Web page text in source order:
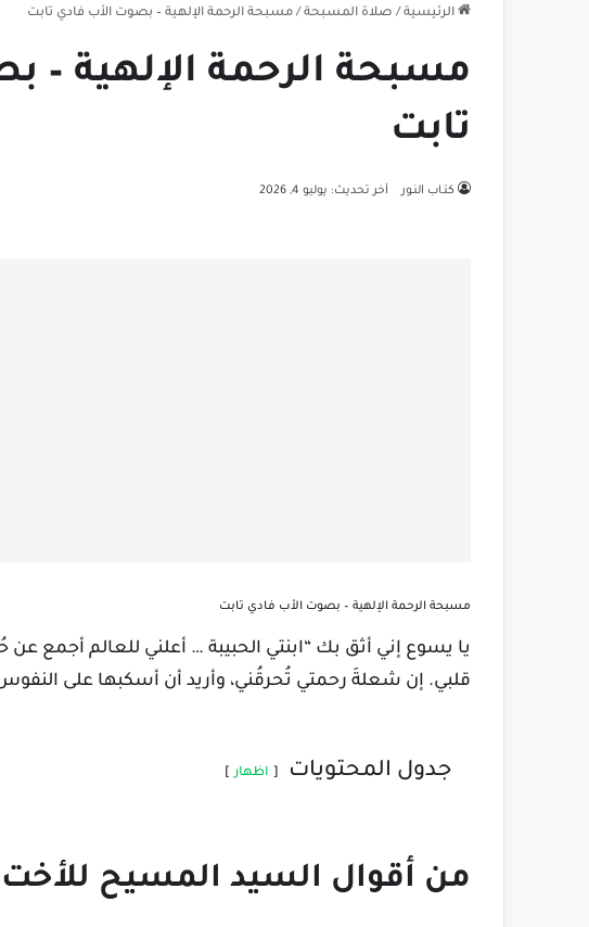
الرئيسية / صلاة المسبحة / مسبحة الرحمة الإلهية – بصوت الأب فادي تابت
مسبحة الرحمة الإلهية –
تابت
كتـاب النـور آخر تحديث: يوليو 4, 2026
مسبحة الرحمة الإلهية – بصوت الأب فادي تابت
يا يسوع إني أثق بك “ابنتي الحبيبة … أعلني للعالم أجمع عن
قلبي. إن شعلةَ رحمتي تُحرقُني، وأريد أن أسكبها على
جدول المحتويات اظهار
من أقوال السيد المسيح